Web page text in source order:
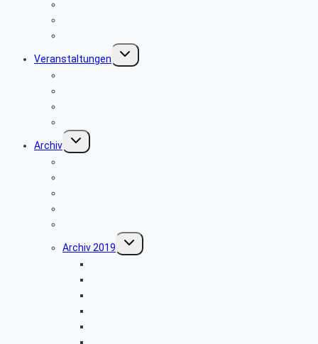
Veranstaltungen
Untermenü
umschalten
Archiv
Untermenü
umschalten
Archiv 2019
Untermenü
umschalten